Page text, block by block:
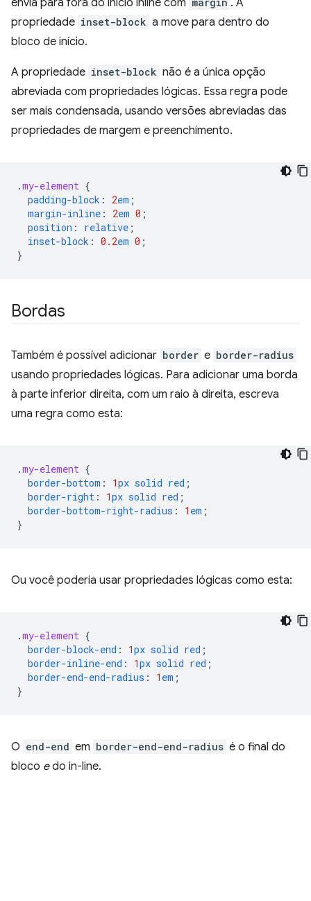
propriedade inset-block a move para dentro do
bloco de início.
A propriedade inset-block não é a única opção
abreviada com propriedades lógicas. Essa regra pode
ser mais condensada, usando versões abreviadas das
propriedades de margem e preenchimento.
.my-element {
padding-block : 2em ;
margin-inline : 2em 0 ;
position : relative ;
inset-block : 0.2em 0 ;
}
Bordas
Também é possível adicionar border e border-radius
usando propriedades lógicas. Para adicionar uma borda
à parte inferior direita, com um raio à direita, escreva
uma regra como esta:
.my-element {
border-bottom : 1px solid red ;
border-right : 1px solid red ;
border-bottom-right-radius : 1 em ;
}
Ou você poderia usar propriedades lógicas como esta:
.my-element {
border-block-end : 1px solid red ;
border-inline-end : 1px solid red ;
border-end-end-radius : 1 em ;
}
O end-end em border-end-end-radius é o final do
bloco edo in-line.